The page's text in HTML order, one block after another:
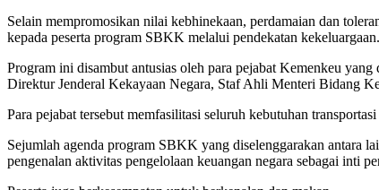
Selain mempromosikan nilai kebhinekaan, perdamaian dan
kepada peserta program SBKK melalui pendekatan kekeluargaan.
Program ini disambut antusias oleh para pejabat Kemenkeu
Direktur Jenderal Kekayaan Negara, Staf Ahli Menteri Bidang
Para pejabat tersebut memfasilitasi seluruh kebutuhan
Sejumlah agenda program SBKK yang diselenggarakan antara
pengenalan aktivitas pengelolaan keuangan negara sebagai inti